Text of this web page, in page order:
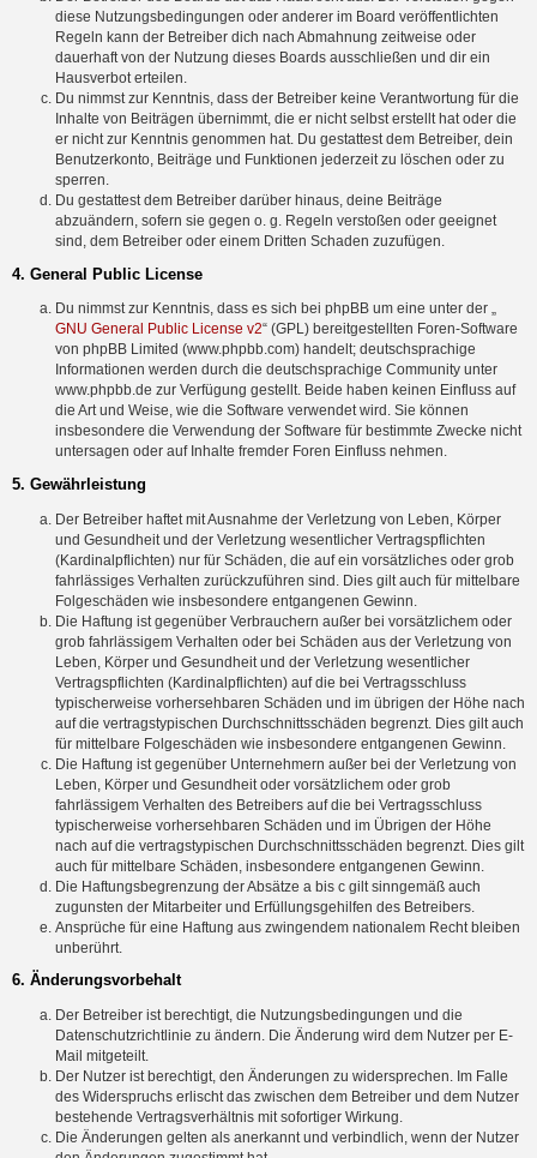
diese Nutzungsbedingungen oder anderer im Board veröffentlichten
Regeln kann der Betreiber dich nach Abmahnung zeitweise oder
dauerhaft von der Nutzung dieses Boards ausschließen und dir ein
Hausverbot erteilen.
Du nimmst zur Kenntnis, dass der Betreiber keine Verantwortung für die
Inhalte von Beiträgen übernimmt, die er nicht selbst erstellt hat oder die
er nicht zur Kenntnis genommen hat. Du gestattest dem Betreiber, dein
Benutzerkonto, Beiträge und Funktionen jederzeit zu löschen oder zu
sperren.
Du gestattest dem Betreiber darüber hinaus, deine Beiträge
abzuändern, sofern sie gegen o. g. Regeln verstoßen oder geeignet
sind, dem Betreiber oder einem Dritten Schaden zuzufügen.
4. General Public License
Du nimmst zur Kenntnis, dass es sich bei phpBB um eine unter der „
GNU General Public License v2“ (GPL) bereitgestellten Foren-Software
von phpBB Limited (www.phpbb.com) handelt; deutschsprachige
Informationen werden durch die deutschsprachige Community unter
www.phpbb.de zur Verfügung gestellt. Beide haben keinen Einfluss auf
die Art und Weise, wie die Software verwendet wird. Sie können
insbesondere die Verwendung der Software für bestimmte Zwecke nicht
untersagen oder auf Inhalte fremder Foren Einfluss nehmen.
5. Gewährleistung
Der Betreiber haftet mit Ausnahme der Verletzung von Leben, Körper
und Gesundheit und der Verletzung wesentlicher Vertragspflichten
(Kardinalpflichten) nur für Schäden, die auf ein vorsätzliches oder grob
fahrlässiges Verhalten zurückzuführen sind. Dies gilt auch für mittelbare
Folgeschäden wie insbesondere entgangenen Gewinn.
Die Haftung ist gegenüber Verbrauchern außer bei vorsätzlichem oder
grob fahrlässigem Verhalten oder bei Schäden aus der Verletzung von
Leben, Körper und Gesundheit und der Verletzung wesentlicher
Vertragspflichten (Kardinalpflichten) auf die bei Vertragsschluss
typischerweise vorhersehbaren Schäden und im übrigen der Höhe nach
auf die vertragstypischen Durchschnittsschäden begrenzt. Dies gilt auch
für mittelbare Folgeschäden wie insbesondere entgangenen Gewinn.
Die Haftung ist gegenüber Unternehmern außer bei der Verletzung von
Leben, Körper und Gesundheit oder vorsätzlichem oder grob
fahrlässigem Verhalten des Betreibers auf die bei Vertragsschluss
typischerweise vorhersehbaren Schäden und im Übrigen der Höhe
nach auf die vertragstypischen Durchschnittsschäden begrenzt. Dies gilt
auch für mittelbare Schäden, insbesondere entgangenen Gewinn.
Die Haftungsbegrenzung der Absätze a bis c gilt sinngemäß auch
zugunsten der Mitarbeiter und Erfüllungsgehilfen des Betreibers.
Ansprüche für eine Haftung aus zwingendem nationalem Recht bleiben
unberührt.
6. Änderungsvorbehalt
Der Betreiber ist berechtigt, die Nutzungsbedingungen und die
Datenschutzrichtlinie zu ändern. Die Änderung wird dem Nutzer per E-
Mail mitgeteilt.
Der Nutzer ist berechtigt, den Änderungen zu widersprechen. Im Falle
des Widerspruchs erlischt das zwischen dem Betreiber und dem Nutzer
bestehende Vertragsverhältnis mit sofortiger Wirkung.
Die Änderungen gelten als anerkannt und verbindlich, wenn der Nutzer